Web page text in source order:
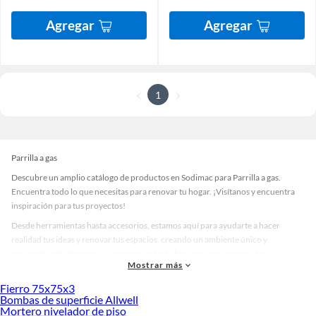
Agregar Agregar
1
Parrilla a gas
Descubre un amplio catálogo de productos en Sodimac para Parrilla a gas.
Encuentra todo lo que necesitas para renovar tu hogar. ¡Visítanos y encuentra
inspiración para tus proyectos!
Desde herramientas hasta accesorios, estamos aquí para ayudarte a hacer
realidad tus ideas y renovar tus espacios, creando un ambiente único y
accesorios de calidad que te ayudarán a crear un espacio más tú.
Desde remodelaciones hasta proyectos de decoración, estamos aquí para hacer
tus ideas realidad. ¡Visítanos y encuentra todo lo que tenemos para ofrecerte en
Mostrar más
Fierro 75x75x3
Bombas de superficie Allwell
Mortero nivelador de piso